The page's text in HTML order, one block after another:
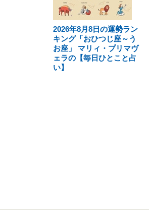
2026年8月8日の運勢ラン
キング「おひつじ座～う
お座」 マリィ・プリマヴ
ェラの【毎日ひとこと占
い】